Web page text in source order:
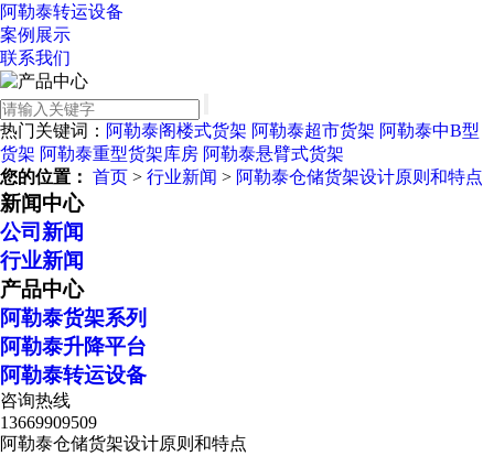
阿勒泰转运设备
案例展示
联系我们
热门关键词： 阿勒泰阁楼式货架 阿勒泰超市货架 阿勒泰中B型
货架 阿勒泰重型货架库房 阿勒泰悬臂式货架
您的位置： 首页 > 行业新闻 > 阿勒泰仓储货架设计原则和特点
新闻中心
公司新闻
行业新闻
产品中心
阿勒泰货架系列
阿勒泰升降平台
阿勒泰转运设备
咨询热线
13669909509
阿勒泰仓储货架设计原则和特点